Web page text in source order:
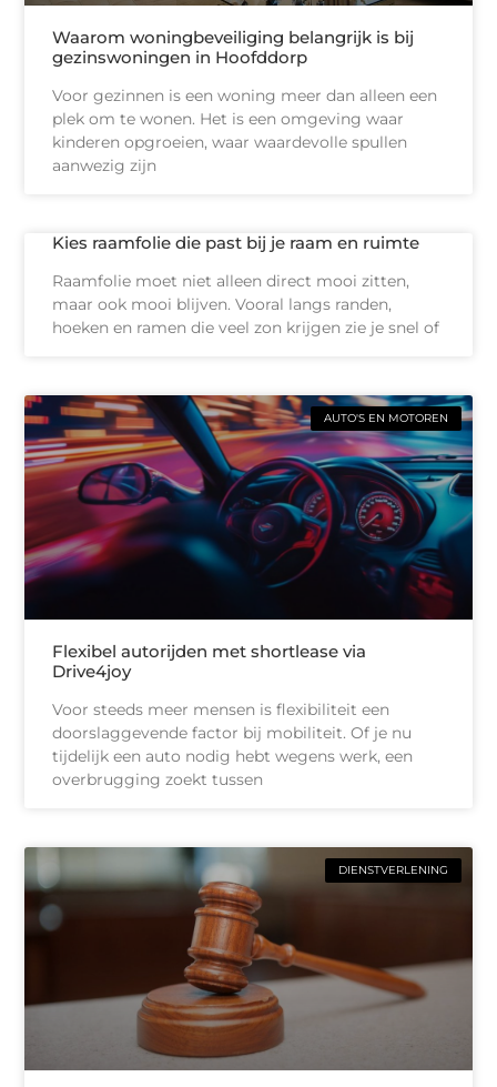
Waarom woningbeveiliging belangrijk is bij
gezinswoningen in Hoofddorp
Voor gezinnen is een woning meer dan alleen een
plek om te wonen. Het is een omgeving waar
kinderen opgroeien, waar waardevolle spullen
aanwezig zijn
Kies raamfolie die past bij je raam en ruimte
Raamfolie moet niet alleen direct mooi zitten,
maar ook mooi blijven. Vooral langs randen,
hoeken en ramen die veel zon krijgen zie je snel of
AUTO'S EN MOTOREN
Flexibel autorijden met shortlease via
Drive4joy
Voor steeds meer mensen is flexibiliteit een
doorslaggevende factor bij mobiliteit. Of je nu
tijdelijk een auto nodig hebt wegens werk, een
overbrugging zoekt tussen
DIENSTVERLENING